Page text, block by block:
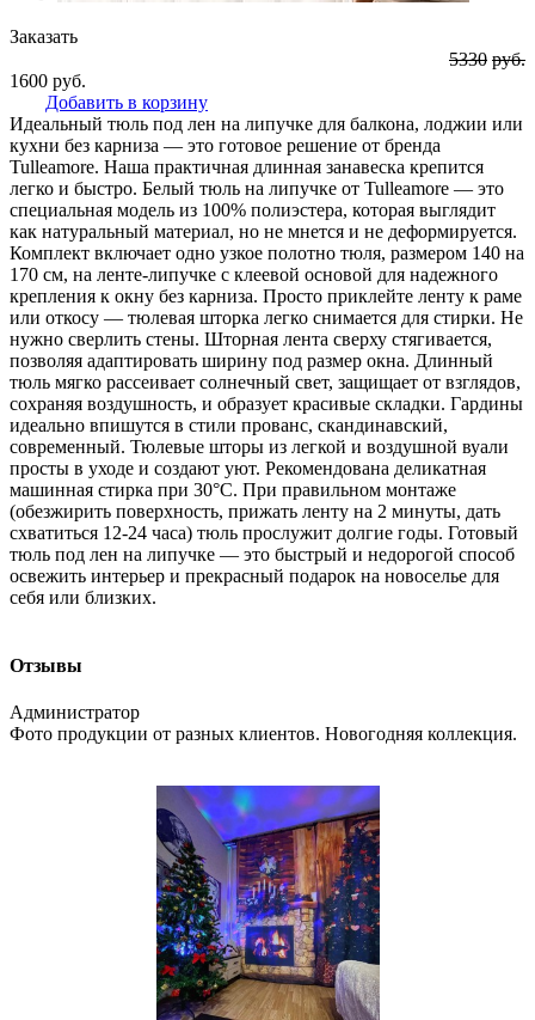
Заказать
5330 руб.
1600 руб.
Добавить в корзину
Идеальный тюль под лен на липучке для балкона, лоджии или
кухни без карниза — это готовое решение от бренда
Tulleamore. Наша практичная длинная занавеска крепится
легко и быстро. Белый тюль на липучке от Tulleamore — это
специальная модель из 100% полиэстера, которая выглядит
как натуральный материал, но не мнется и не деформируется.
Комплект включает одно узкое полотно тюля, размером 140 на
170 см, на ленте-липучке с клеевой основой для надежного
крепления к окну без карниза. Просто приклейте ленту к раме
или откосу — тюлевая шторка легко снимается для стирки. Не
нужно сверлить стены. Шторная лента сверху стягивается,
позволяя адаптировать ширину под размер окна. Длинный
тюль мягко рассеивает солнечный свет, защищает от взглядов,
сохраняя воздушность, и образует красивые складки. Гардины
идеально впишутся в стили прованс, скандинавский,
современный. Тюлевые шторы из легкой и воздушной вуали
просты в уходе и создают уют. Рекомендована деликатная
машинная стирка при 30°C. При правильном монтаже
(обезжирить поверхность, прижать ленту на 2 минуты, дать
схватиться 12-24 часа) тюль прослужит долгие годы. Готовый
тюль под лен на липучке — это быстрый и недорогой способ
освежить интерьер и прекрасный подарок на новоселье для
себя или близких.
Отзывы
Администратор
Фото продукции от разных клиентов. Новогодняя коллекция.